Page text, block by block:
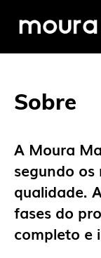
Sobre
A Moura
segundo
qualidade.
fases do
completo e